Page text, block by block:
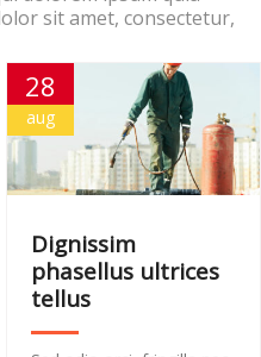
sit amet, consectetur,
28
aug
Dignissim
phasellus ultrices
tellus